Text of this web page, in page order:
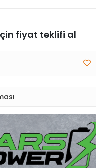
fiyat teklifi al